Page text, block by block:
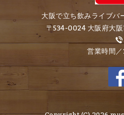
大阪で立ち飲みライブ
〒534-0024 大阪府大
営業時間